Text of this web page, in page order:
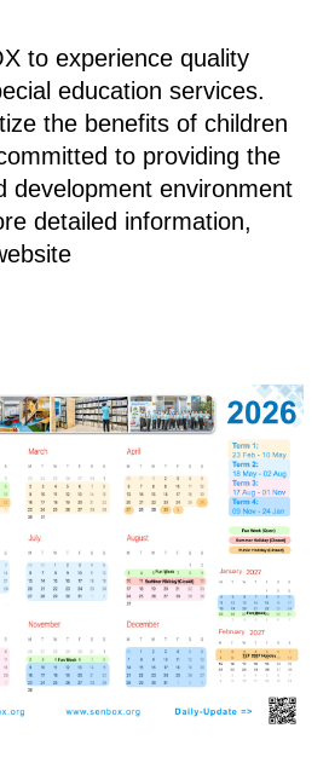
to experience quality
education services.
the benefits of children
to providing the
development environment
detailed information,